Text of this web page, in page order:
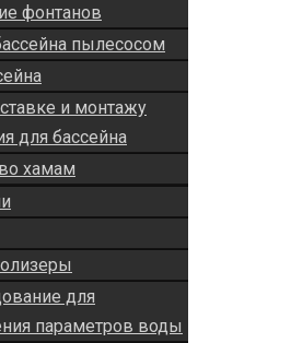
фонтанов
пылесосом
и монтажу
для бассейна
хамам
для
параметров воды